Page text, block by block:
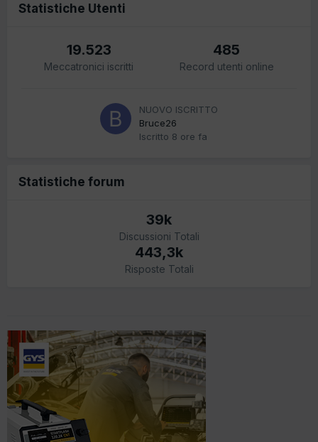
Statistiche Utenti
19.523
Meccatronici iscritti
485
Record utenti online
NUOVO ISCRITTO
Bruce26
Iscritto 8 ore fa
Statistiche forum
39k
Discussioni Totali
443,3k
Risposte Totali